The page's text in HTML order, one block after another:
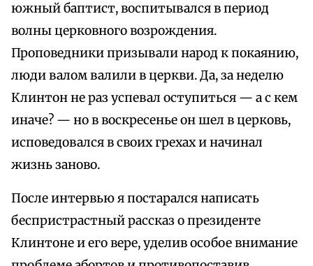
южный баптист, воспитывался в период
волны церковного возрождения.
Проповедники призывали народ к покаянию,
люди валом валили в церкви. Да, за неделю
Клинтон не раз успевал оступиться — а с кем
иначе? — но в воскресенье он шел в церковь,
исповедовался в своих грехах и начинал
жизнь заново.
После интервью я постарался написать
беспристрастный рассказ о президенте
Клинтоне и его вере, уделив особое внимание